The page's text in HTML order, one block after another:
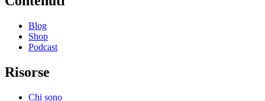
Blog
Shop
Podcast
Risorse
Chi sono